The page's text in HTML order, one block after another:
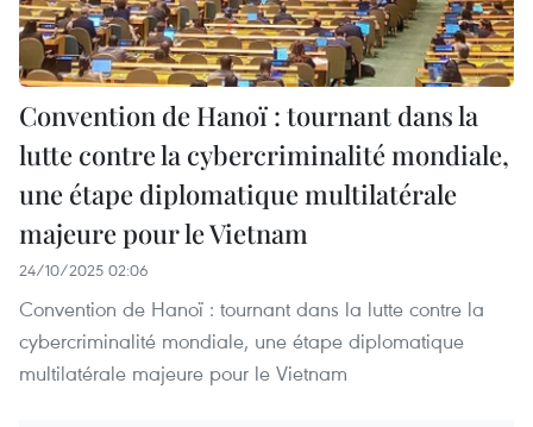
Convention de Hanoï : tournant dans la
lutte contre la cybercriminalité mondiale,
une étape diplomatique multilatérale
majeure pour le Vietnam
24/10/2025 02:06
Convention de Hanoï : tournant dans la lutte contre la
cybercriminalité mondiale, une étape diplomatique
multilatérale majeure pour le Vietnam